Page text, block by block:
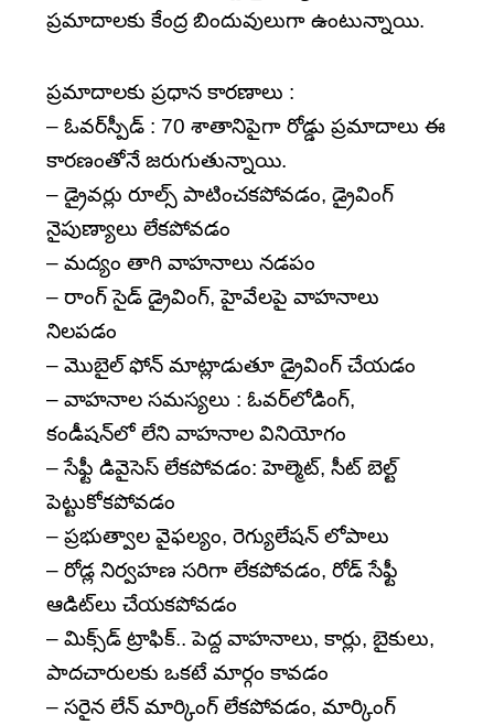
ప్రమాదాలకు కేంద్ర బిందువులుగా ఉంటున్నాయి.
ప్రమాదాలకు ప్రధాన కారణాలు :
– ఓవర్‌స్పీడ్‌ : 70 శాతానిపైగా రోడ్డు ప్రమాదాలు ఈ
కారణంతోనే జరుగుతున్నాయి.
– డ్రైవర్లు రూల్స్‌ పాటించకపోవడం, డ్రైవింగ్‌
నైపుణ్యాలు లేకపోవడం
– మద్యం తాగి వాహనాలు నడపం
– రాంగ్‌ సైడ్‌ డ్రైవింగ్, హైవేలపై వాహనాలు
నిలపడం
– మొబైల్‌ ఫోన్‌ మాట్లాడుతూ డ్రైవింగ్‌ చేయడం
– వాహనాల సమస్యలు : ఓవర్‌లోడింగ్,
కండీషన్‌లో లేని వాహనాల వినియోగం
– సేఫ్టీ డివైసెస్‌ లేకపోవడం: హెల్మెట్, సీట్‌ బెల్ట్‌
పెట్టుకోకపోవడం
– ప్రభుత్వాల వైఫల్యం, రెగ్యులేషన్‌ లోపాలు
– రోడ్ల నిర్వహణ సరిగా లేకపోవడం, రోడ్‌ సేఫ్టీ
ఆడిట్‌లు చేయకపోవడం
– మిక్స్‌డ్‌ ట్రాఫిక్‌.. పెద్ద వాహనాలు, కార్లు, బైకులు,
పాదచారులకు ఒకటే మార్గం కావడం
– సరైన లేన్‌ మార్కింగ్‌ లేకపోవడం, మార్కింగ్‌